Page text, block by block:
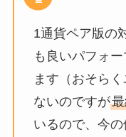
1通貨ペア版の
も良いパフォ
ます（おそら
ないのですが
いるので、今